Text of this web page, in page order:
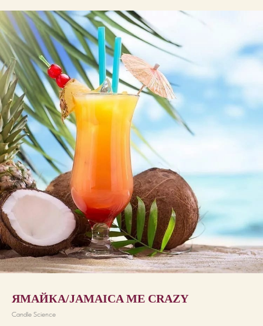
ЯМАЙКА/JAMAICA ME CRAZY
Candle Science